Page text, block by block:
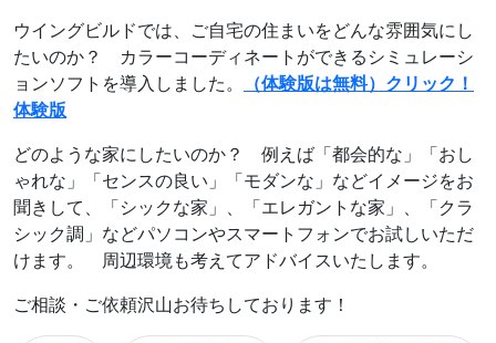
ウイングビルドでは、ご自宅の住まいをどんな雰囲気にし
たいのか？ カラーコーディネートができるシミュレーシ
ョンソフトを導入しました。
（体験版は無料）クリック！
体験版
どのような家にしたいのか？ 例えば「都会的な」「おし
ゃれな」「センスの良い」「モダンな」などイメージをお
聞きして、「シックな家」、「エレガントな家」、「クラ
シック調」などパソコンやスマートフォンでお試しいただ
けます。 周辺環境も考えてアドバイスいたします。
ご相談・ご依頼沢山お待ちしております！